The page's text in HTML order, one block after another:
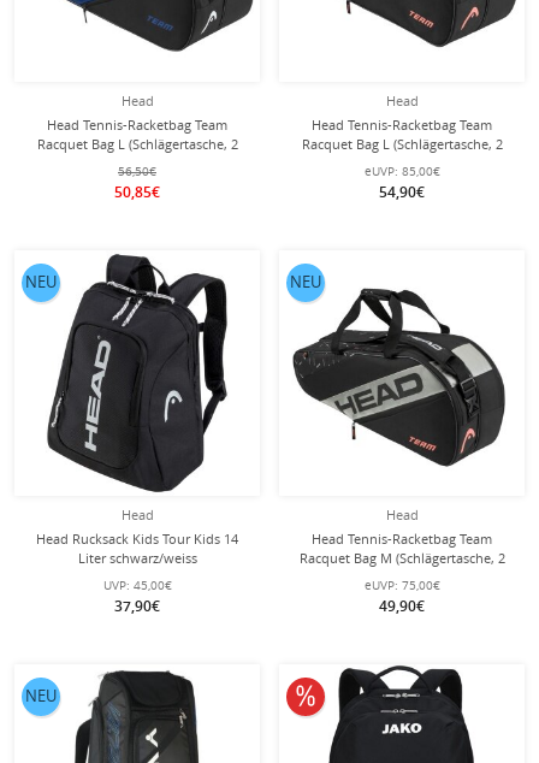
Head
Head Tennis-Racketbag Team
Racquet Bag L (Schlägertasche, 2
Hauptfächer) 2024 blau/schwarz 9er
56,50€
50,85€
Head
Head Tennis-Racketbag Team
Racquet Bag L (Schlägertasche, 2
Hauptfächer) 2024 schwarz/grau 9er
eUVP: 85,00€
54,90€
Head
Head Rucksack Kids Tour Kids 14
Liter schwarz/weiss
UVP: 45,00€
37,90€
NEU
Head
Head Tennis-Racketbag Team
Racquet Bag M (Schlägertasche, 2
Hauptfächer) 2024 schwarz/grau 6er
eUVP: 75,00€
49,90€
NEU
NEU 10% reduziert